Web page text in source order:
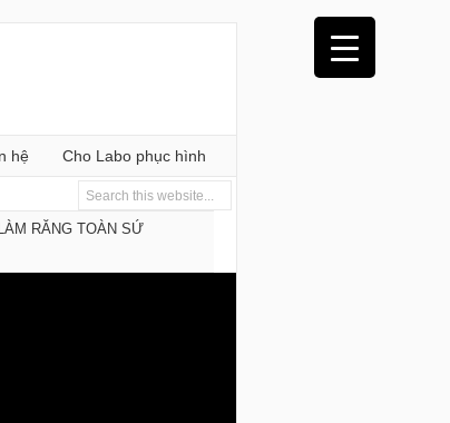
hệ Cho Labo phục hình
RĂNG TOÀN SỨ